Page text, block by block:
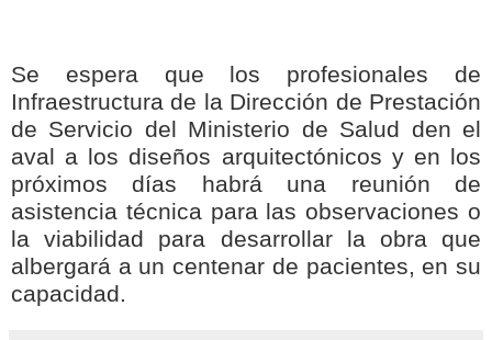
Se espera que los profesionales de
Infraestructura de la Dirección de Prestación
de Servicio del Ministerio de Salud den el
aval a los diseños arquitectónicos y en los
próximos días habrá una reunión de
asistencia técnica para las observaciones o
la viabilidad para desarrollar la obra que
albergará a un centenar de pacientes, en su
capacidad.